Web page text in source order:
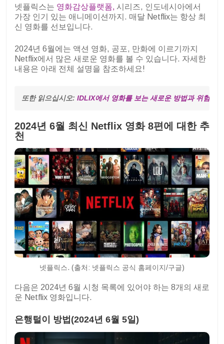
넷플릭스는 영화감상플랫폼, 시리즈, 인도네시아에서
가장 인기 있는 애니메이션까지. 매달 Netflix는 항상 최
신 영화를 선보입니다.
2024년 6월에는 액션 영화, 공포, 만화에 이르기까지
Netflix에서 많은 새로운 영화를 볼 수 있습니다. 자세한
내용은 아래 전체 설명을 참조하세요!
또한 읽으십시오: IDLIX에서 영화를 보는 새로운 방법과 위험
2024년 6월 최신 Netflix 영화 8편에 대한 추
천
넷플릭스. (출처: 넷플릭스 공식 홈페이지/구글)
다음은 2024년 6월 시청 목록에 있어야 하는 8개의 새로
운 Netflix 영화입니다.
은행털이 방법(2024년 6월 5일)